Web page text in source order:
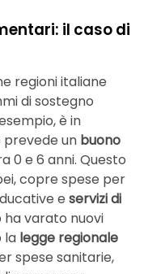
il caso di
regioni italiane
di sostegno
è in
prevede un buono
0 e 6 anni. Questo
copre spese per
e servizi di
ha varato nuovi
la legge regionale
spese sanitarie,